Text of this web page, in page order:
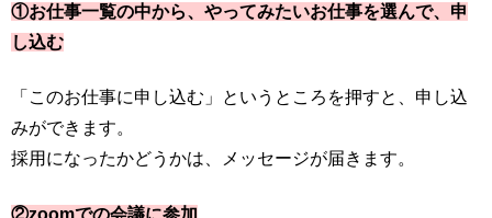
①お仕事一覧の中から、やってみたいお仕事を選んで、申
し込む
「このお仕事に申し込む」というところを押すと、申し込
みができます。
採用になったかどうかは、メッセージが届きます。
②zoomでの会議に参加